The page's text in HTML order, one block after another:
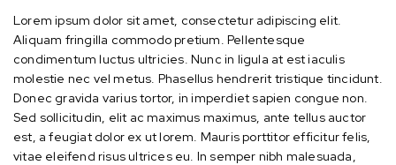
Lorem ipsum dolor sit amet, consectetur adipiscing elit.
Aliquam fringilla commodo pretium. Pellentesque
condimentum luctus ultricies. Nunc in ligula at est iaculis
molestie nec vel metus. Phasellus hendrerit tristique tincidunt.
Donec gravida varius tortor, in imperdiet sapien congue non.
Sed sollicitudin, elit ac maximus maximus, ante tellus auctor
est, a feugiat dolor ex ut lorem. Mauris porttitor efficitur felis,
vitae eleifend risus ultrices eu. In semper nibh malesuada,